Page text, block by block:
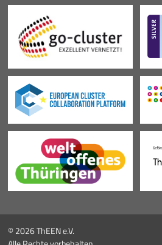
© 2026 ThEEN e.V.